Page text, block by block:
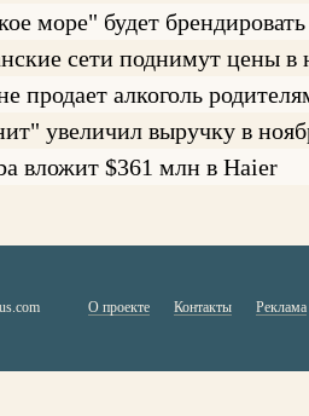
море" будет
сети поднимут цены
продает алкоголь
увеличил выручку в
вложит $361 млн в Haier
О проекте Контакты Реклама